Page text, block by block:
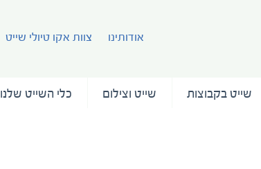
אודותינו צוות אקו טיולי שייט
שייט בקבוצות שייט וצילום כלי השייט שלנו